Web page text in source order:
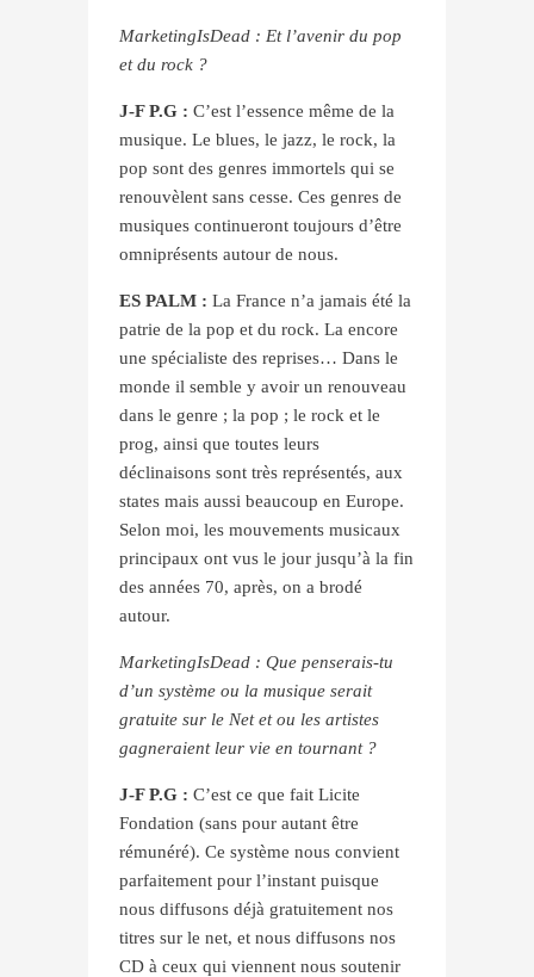
MarketingIsDead : Et l’avenir du pop
et du rock ?
J-F P.G : C’est l’essence même de la
musique. Le blues, le jazz, le rock, la
pop sont des genres immortels qui se
renouvèlent sans cesse. Ces genres de
musiques continueront toujours d’être
omniprésents autour de nous.
ES PALM : La France n’a jamais été la
patrie de la pop et du rock. La encore
une spécialiste des reprises… Dans le
monde il semble y avoir un renouveau
dans le genre ; la pop ; le rock et le
prog, ainsi que toutes leurs
déclinaisons sont très représentés, aux
states mais aussi beaucoup en Europe.
Selon moi, les mouvements musicaux
principaux ont vus le jour jusqu’à la fin
des années 70, après, on a brodé
autour.
MarketingIsDead : Que penserais-tu
d’un système ou la musique serait
gratuite sur le Net et ou les artistes
gagneraient leur vie en tournant ?
J-F P.G : C’est ce que fait Licite
Fondation (sans pour autant être
rémunéré). Ce système nous convient
parfaitement pour l’instant puisque
nous diffusons déjà gratuitement nos
titres sur le net, et nous diffusons nos
CD à ceux qui viennent nous soutenir